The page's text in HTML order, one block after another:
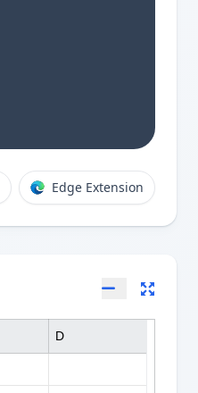
Edge Extension
D